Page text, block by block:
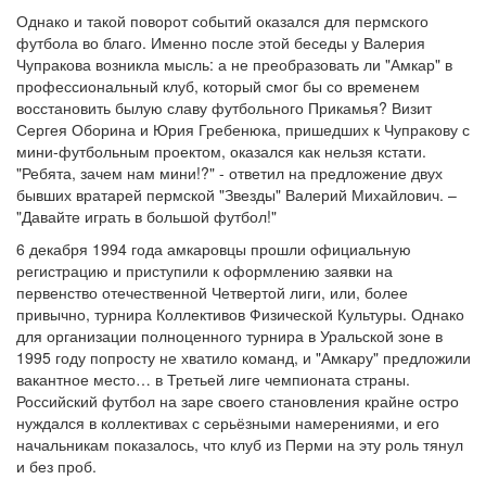
Однако и такой поворот событий оказался для пермского
футбола во благо. Именно после этой беседы у Валерия
Чупракова возникла мысль: а не преобразовать ли "Амкар" в
профессиональный клуб, который смог бы со временем
восстановить былую славу футбольного Прикамья? Визит
Сергея Оборина и Юрия Гребенюка, пришедших к Чупракову с
мини-футбольным проектом, оказался как нельзя кстати.
"Ребята, зачем нам мини!?" - ответил на предложение двух
бывших вратарей пермской "Звезды" Валерий Михайлович. –
"Давайте играть в большой футбол!"
6 декабря 1994 года амкаровцы прошли официальную
регистрацию и приступили к оформлению заявки на
первенство отечественной Четвертой лиги, или, более
привычно, турнира Коллективов Физической Культуры. Однако
для организации полноценного турнира в Уральской зоне в
1995 году попросту не хватило команд, и "Амкару" предложили
вакантное место… в Третьей лиге чемпионата страны.
Российский футбол на заре своего становления крайне остро
нуждался в коллективах с серьёзными намерениями, и его
начальникам показалось, что клуб из Перми на эту роль тянул
и без проб.